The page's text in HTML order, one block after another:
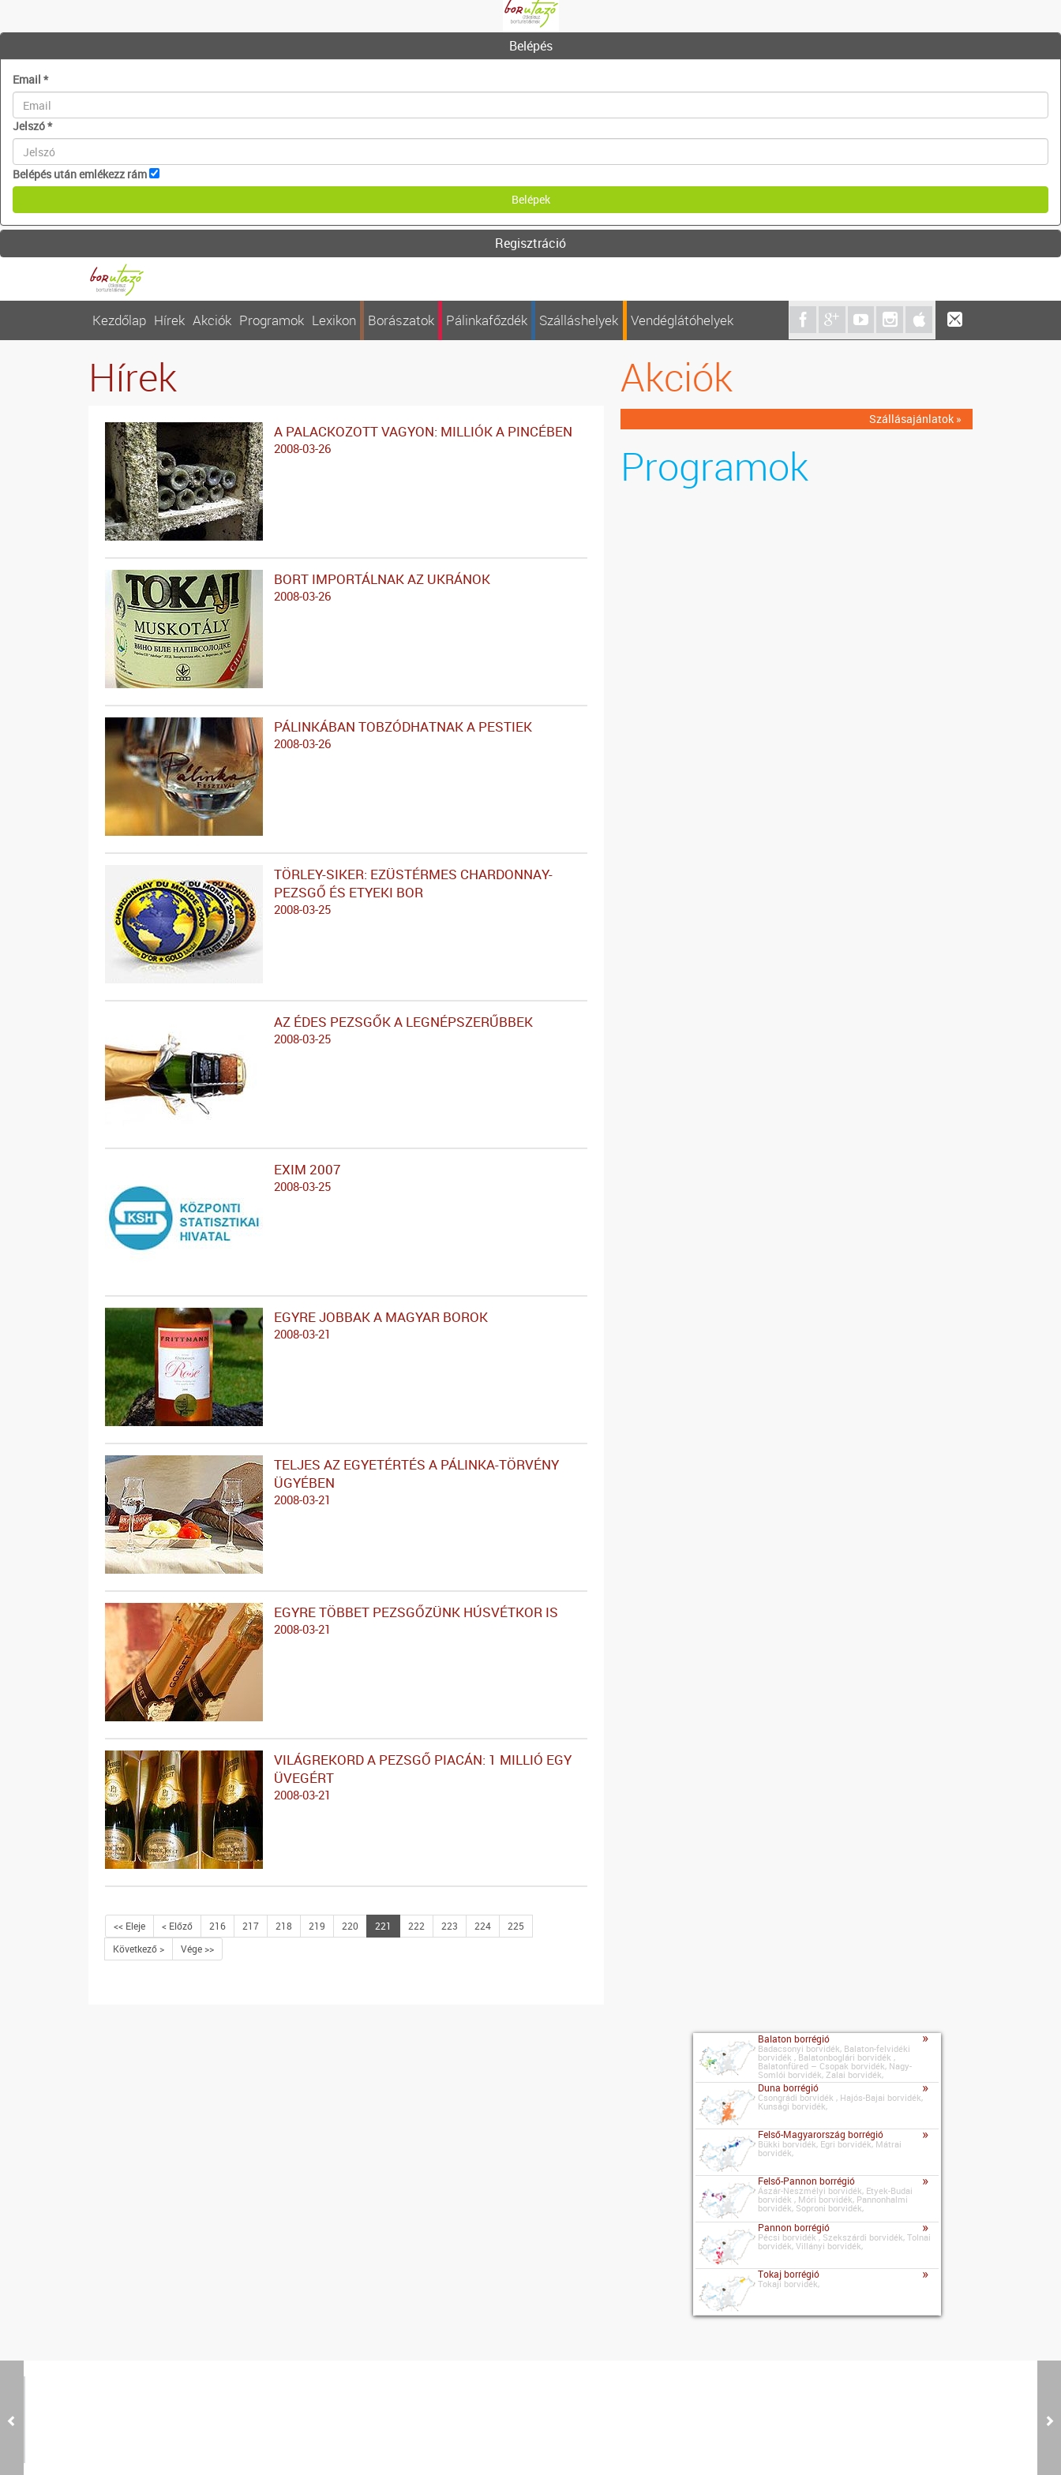
Belépés
Email *
Jelszó*
Belépés után emlékezz rám
Regisztráció
Kezdőlap Hírek Akciók Programok Lexikon Borászatok Pálinkafőzdék Szálláshelyek Vendéglátóhelyek
Hírek
A PALACKOZOTT VAGYON: MILLIÓK A PINCÉBEN
2008-03-26
BORT IMPORTÁLNAK AZ UKRÁNOK
2008-03-26
PÁLINKÁBAN TOBZÓDHATNAK A PESTIEK
2008-03-26
TÖRLEY-SIKER: EZÜSTÉRMES CHARDONNAY-
PEZSGŐ ÉS ETYEKI BOR
2008-03-25
AZ ÉDES PEZSGŐK A LEGNÉPSZERŰBBEK
2008-03-25
EXIM 2007
2008-03-25
EGYRE JOBBAK A MAGYAR BOROK
2008-03-21
TELJES AZ EGYETÉRTÉS A PÁLINKA-TÖRVÉNY
ÜGYÉBEN
2008-03-21
EGYRE TÖBBET PEZSGŐZÜNK HÚSVÉTKOR IS
2008-03-21
VILÁGREKORD A PEZSGŐ PIACÁN: 1 MILLIÓ EGY
ÜVEGÉRT
2008-03-21
<< Eleje < Előző 216 217 218 219 220 221 222 223 224
225
Következő >
Vége >>
Akciók
Szállásajánlatok »
Programok
Balaton borrégió »
Badacsonyi borvidék, Balaton-felvidéki
borvidék , Balatonboglári borvidék ,
Balatonfüred – Csopak borvidék, Nagy-
Somlói borvidék, Zalai borvidék,
Duna borrégió »
Csongrádi borvidék , Hajós-Bajai borvidék,
Kunsági borvidék,
Felső-Magyarország borrégió »
Bükki borvidék, Egri borvidék, Mátrai
borvidék,
Felső-Pannon borrégió »
Ászár-Neszmélyi borvidék, Etyek-Budai
borvidék , Móri borvidék, Pannonhalmi
borvidék, Soproni borvidék,
Pannon borrégió »
Pécsi borvidék , Szekszárdi borvidék, Tolnai
borvidék, Villányi borvidék,
Tokaj borrégió »
Tokaji borvidék,